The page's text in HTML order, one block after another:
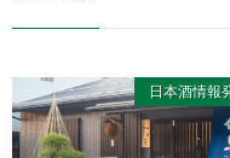
日本酒情報